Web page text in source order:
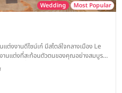
Wedding Most Popular
ต่งงานดีไซน์เก๋ มีสไตล์ใจกลางเมือง Le
นแต่งที่สะท้อนตัวตนของคุณอย่างสมบูรณ์
ร้อมเปลี่ยนวันสำคัญของคุณให้กลายเป็น